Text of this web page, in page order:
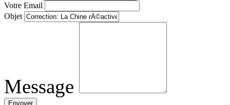
Votre Email
Objet
Message